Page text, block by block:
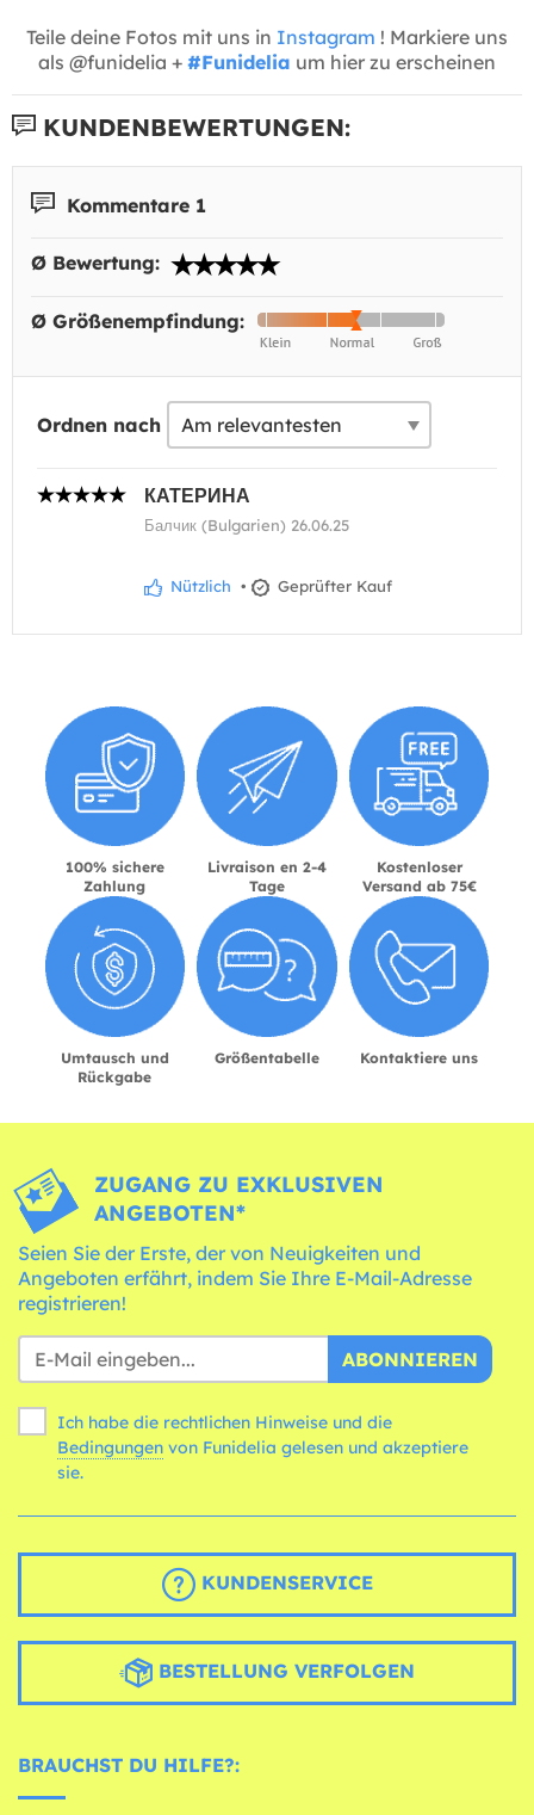
Teile deine Fotos mit uns in Instagram ! Markiere uns
als @funidelia + #Funidelia um hier zu erscheinen
KUNDENBEWERTUNGEN:
Kommentare 1
Ø Bewertung:
Ø Größenempfindung:
Ordnen nach
КАТЕРИНА
Балчик (Bulgarien) 26.06.25
Nützlich • Geprüfter Kauf
100% sichere
Zahlung
Livraison en 2-4
Tage
Kostenloser
Versand ab 75€
Umtausch und
Rückgabe
Größentabelle Kontaktiere uns
ZUGANG ZU EXKLUSIVEN
ANGEBOTEN*
Seien Sie der Erste, der von Neuigkeiten und
Angeboten erfährt, indem Sie Ihre E-Mail-Adresse
registrieren!
ABONNIEREN
Ich habe die rechtlichen Hinweise und die
Bedingungen
sie.
KUNDENSERVICE
BESTELLUNG VERFOLGEN
BRAUCHST DU HILFE?: